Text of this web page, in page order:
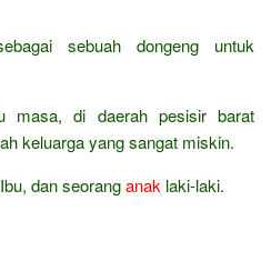
sebuah dongeng untuk
masa, di daerah pesisir barat
keluarga yang sangat miskin.
dan seoranganak laki-laki.